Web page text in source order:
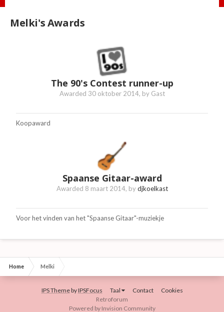
Melki's Awards
The 90's Contest runner-up
Awarded 30 oktober 2014, by Gast
Koopaward
Spaanse Gitaar-award
Awarded 8 maart 2014, bydjkoelkast
Voor het vinden van het "Spaanse Gitaar"-muziekje
Home Melki
IPS ThemebyIPSFocus Taal Contact
Cookies
Retroforum
Powered by Invision Community